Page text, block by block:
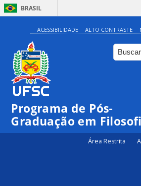
BRASIL
ACESSIBILIDADE ALTO CONTRASTE
Programa de Pós-
Graduação em
Área Restrita